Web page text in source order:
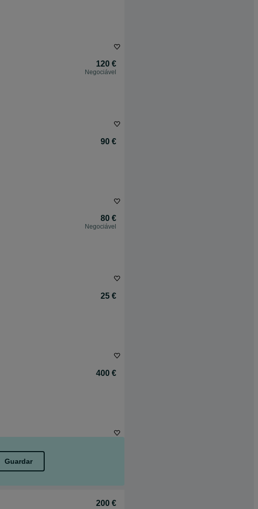
120 €
Negociável
90 €
80 €
Negociável
25 €
400 €
Guardar
200 €